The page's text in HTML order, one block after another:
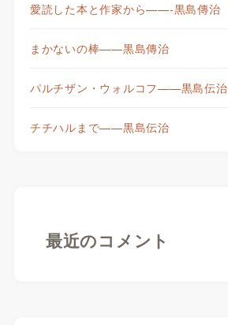
愛読した本と作家から——-黒島傳治
まかないの棒——黒島傳治
パルチザン・ウォルコフ——黒島伝治
チチハルまで——黒島伝治
最近のコメント